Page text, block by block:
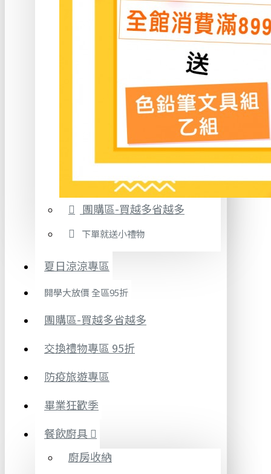
團購區-買越多省越多
下單就送小禮物
夏日涼涼專區
開學大放價 全區95折
團購區-買越多省越多
交換禮物專區 95折
防疫旅遊專區
畢業狂歡季
餐飲廚具
廚房收納